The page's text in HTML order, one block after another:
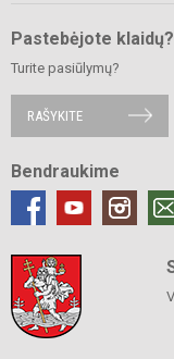
Pastebėjote klaidų?
Turite pasiūlymų?
RAŠYKITE
Bendraukime